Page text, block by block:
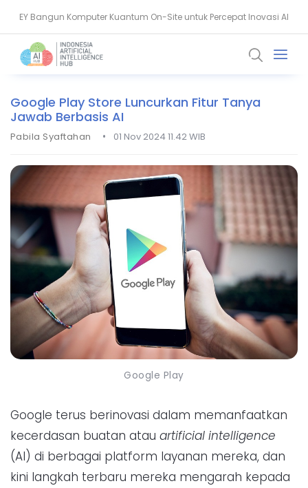
EY Bangun Komputer Kuantum On-Site untuk Percepat Inovasi AI
Aiven Dorong Sovereign AI untuk Perkuat Layanan Kesehatan RI
Google Play Store Luncurkan Fitur Tanya
Jawab Berbasis AI
Pabila Syaftahan • 01 Nov 2024 11.42 WIB
Google Play
Google terus berinovasi dalam memanfaatkan
kecerdasan buatan atau artificial intelligence
(AI) di berbagai platform layanan mereka, dan
kini langkah terbaru mereka mengarah kepada